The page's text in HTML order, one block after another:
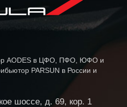
AODES в ЦФО, ПФО, ЮФО и
PARSUN в России и
шоссе, д. 69, кор. 1